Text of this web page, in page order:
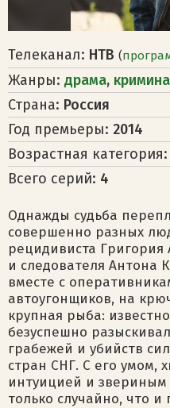
Телеканал: НТВ (
Жанры: драма,
Страна: Россия
Год премьеры: 2014
Возрастная категория:
Всего серий: 4
Однажды судьба
совершенно разных
рецидивиста
и следователя Антона
вместе с
автоугонщиков, на
крупная рыба:
безуспешно
грабежей и убийств
стран СНГ. С его умом,
интуицией и звериным
только случайно, что